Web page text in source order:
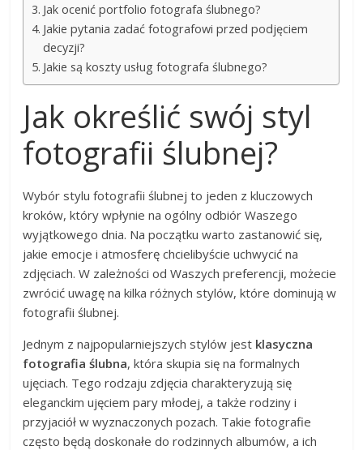
Jak ocenić portfolio fotografa ślubnego?
Jakie pytania zadać fotografowi przed podjęciem
decyzji?
Jakie są koszty usług fotografa ślubnego?
Jak określić swój styl
fotografii ślubnej?
Wybór stylu fotografii ślubnej to jeden z kluczowych
kroków, który wpłynie na ogólny odbiór Waszego
wyjątkowego dnia. Na początku warto zastanowić się,
jakie emocje i atmosferę chcielibyście uchwycić na
zdjęciach. W zależności od Waszych preferencji, możecie
zwrócić uwagę na kilka różnych stylów, które dominują w
fotografii ślubnej.
Jednym z najpopularniejszych stylów jest klasyczna
fotografia ślubna, która skupia się na formalnych
ujęciach. Tego rodzaju zdjęcia charakteryzują się
eleganckim ujęciem pary młodej, a także rodziny i
przyjaciół w wyznaczonych pozach. Takie fotografie
często będą doskonałe do rodzinnych albumów, a ich